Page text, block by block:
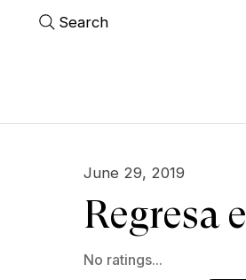
Search
June 29, 2019
Regresa
No ratings...